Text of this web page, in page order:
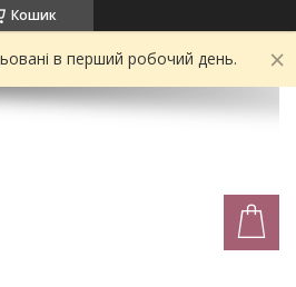
Кошик
в перший робочий день.